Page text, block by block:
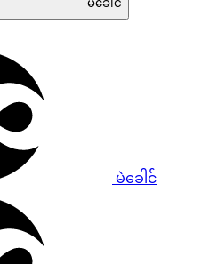
မဲခေါင်
မဲခေါင်